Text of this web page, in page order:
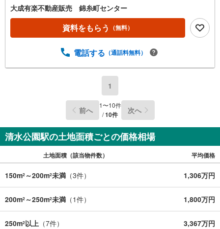
大成有楽不動産販売 錦糸町センター
資料をもらう （無料）
電話する （通話料無料）
1
前へ 1〜10件
/10件 次へ
清水公園駅の土地面積ごとの価格相場
土地面積（該当物件数） 平均価格
150m2 ～200m2未満 （3件） 1,306万円
200m2 ～250m2未満 （1件） 1,800万円
250m2以上 （7件） 3,367万円